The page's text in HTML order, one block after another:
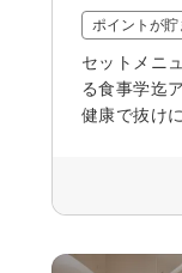
ポイントが
セットメニ
る食事学迄
健康で抜け